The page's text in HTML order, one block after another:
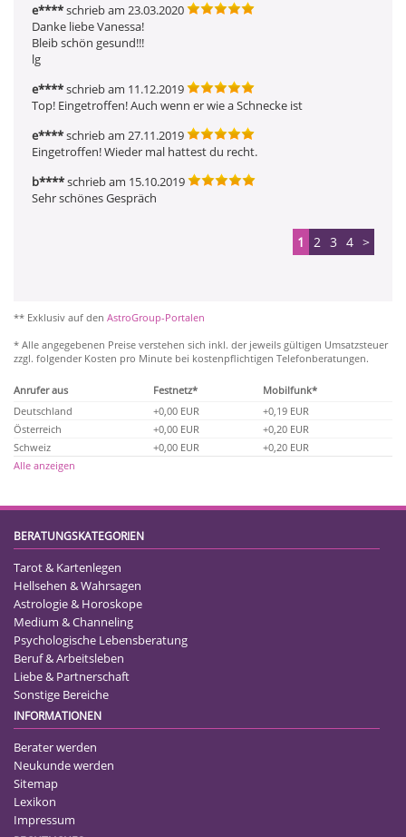
e****schrieb am 23.03.2020
Danke liebe Vanessa!
Bleib schön gesund!!!
lg
e****schrieb am 11.12.2019
Top! Eingetroffen! Auch wenn er wie a Schnecke ist
e****schrieb am 27.11.2019
Eingetroffen! Wieder mal hattest du recht.
b****schrieb am 15.10.2019
Sehr schönes Gespräch
1 2 3 4 >
** Exklusiv auf den AstroGroup-Portalen
* Alle angegebenen Preise verstehen sich inkl. der jeweils gültigen Umsatzsteuer
zzgl. folgender Kosten pro Minute bei kostenpflichtigen Telefonberatungen.
Anrufer aus Festnetz*
Mobilfunk*
Deutschland
+0,00 EUR
+0,19 EUR
Österreich
+0,00 EUR
+0,20 EUR
Schweiz
+0,00 EUR
+0,20 EUR
Alle anzeigen
BERATUNGSKATEGORIEN
Tarot & Kartenlegen
Hellsehen & Wahrsagen
Astrologie & Horoskope
Medium & Channeling
Psychologische Lebensberatung
Beruf & Arbeitsleben
Liebe & Partnerschaft
Sonstige Bereiche
INFORMATIONEN
Berater werden
Neukunde werden
Sitemap
Lexikon
Impressum